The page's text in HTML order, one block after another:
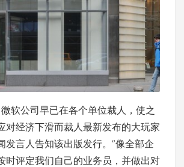
软公司早已在各个单位裁人，使之
对经济下滑而裁人最新发布的大玩家
发言人告知该出版发行。”像全部企
时评定我们自己的业务员，并做出对